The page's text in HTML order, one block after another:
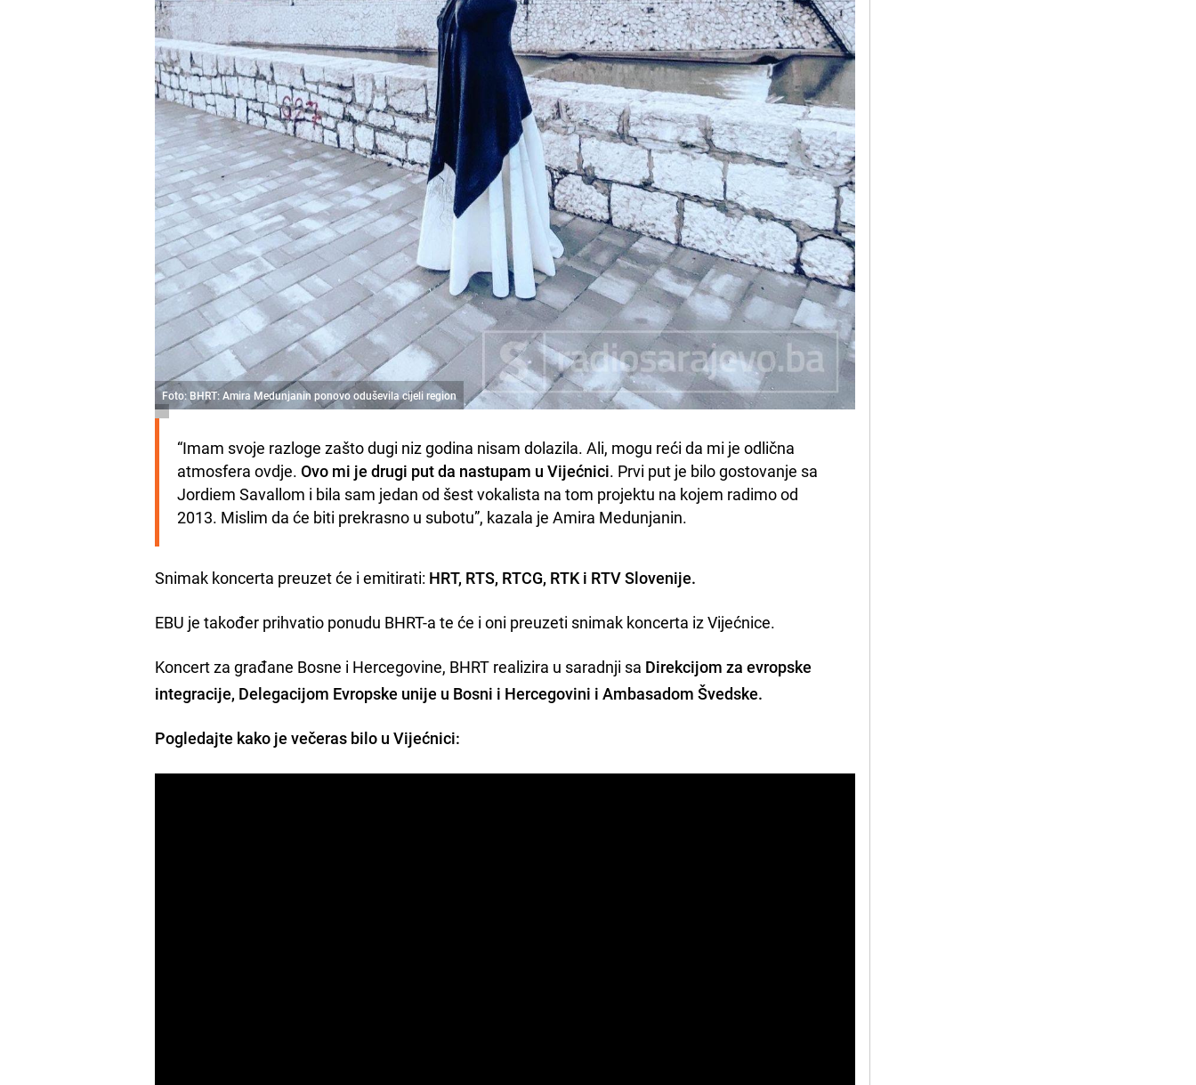
Foto: BHRT: Amira Medunjanin ponovo oduševila cijeli region
“Imam svoje razloge zašto dugi niz godina nisam dolazila. Ali, mogu reći da mi je odlična
atmosfera ovdje. Ovo mi je drugi put da nastupam u Vijećnici. Prvi put je bilo gostovanje sa
Jordiem Savallom i bila sam jedan od šest vokalista na tom projektu na kojem radimo od
2013. Mislim da će biti prekrasno u subotu”, kazala je Amira Medunjanin.
Snimak koncerta preuzet će i emitirati: HRT, RTS, RTCG, RTK i RTV Slovenije.
EBU je također prihvatio ponudu BHRT-a te će i oni preuzeti snimak koncerta iz Vijećnice.
Koncert za građane Bosne i Hercegovine, BHRT realizira u saradnji sa Direkcijom za evropske
integracije, Delegacijom Evropske unije u Bosni i Hercegovini i Ambasadom Švedske.
Pogledajte kako je večeras bilo u Vijećnici: